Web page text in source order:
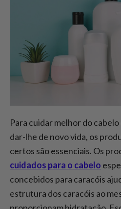
Para cuidar melhor do
dar-lhe de novo vida, os
certos são essenciais. Os
cuidados para o cabelo
concebidos para caracóis
estrutura dos caracóis ao